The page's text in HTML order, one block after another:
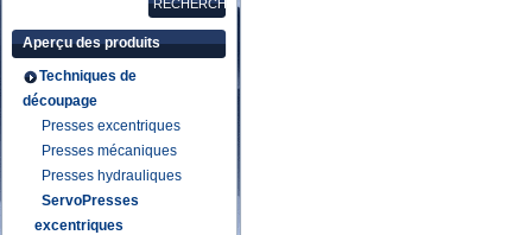
Aperçu des produits
Techniques de
découpage
Presses excentriques
Presses mécaniques
Presses hydrauliques
ServoPresses
excentriques